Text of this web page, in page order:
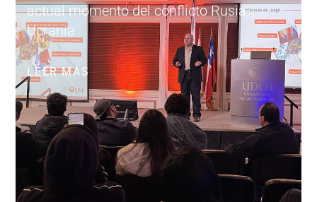
actual momento del conflicto Rusia-
Ucrania
LEER MÁS